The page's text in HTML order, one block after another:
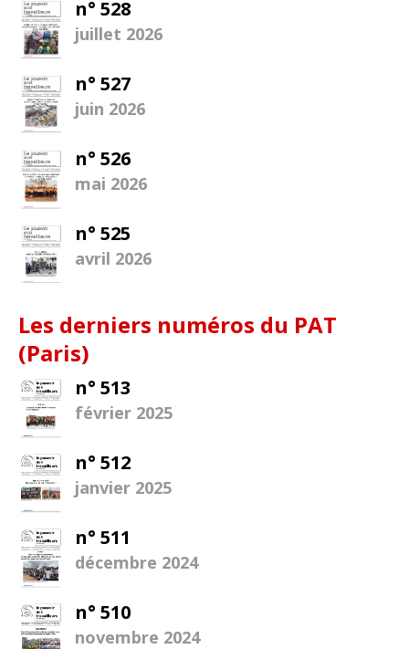
n° 528
juillet 2026
n° 527
juin 2026
n° 526
mai 2026
n° 525
avril 2026
Les derniers numéros du PAT
(Paris)
n° 513
février 2025
n° 512
janvier 2025
n° 511
décembre 2024
n° 510
novembre 2024